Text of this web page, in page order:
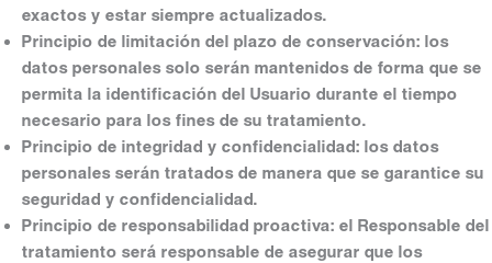
exactos y estar siempre actualizados.
Principio de limitación del plazo de conservación: los
datos personales solo serán mantenidos de forma que se
permita la identificación del Usuario durante el tiempo
necesario para los fines de su tratamiento.
Principio de integridad y confidencialidad: los datos
personales serán tratados de manera que se garantice su
seguridad y confidencialidad.
Principio de responsabilidad proactiva: el Responsable del
tratamiento será responsable de asegurar que los